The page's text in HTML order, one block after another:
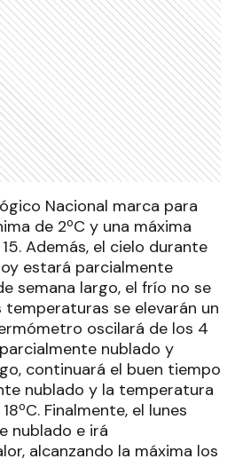
Nacional marca para
de 2ºC y una máxima
Además, el cielo durante
estará parcialmente
semana largo, el frío no se
se elevarán un
oscilará de los 4
nublado y
continuará el buen tiempo
nublado y la temperatura
Finalmente, el lunes
nublado e irá
alcanzando la máxima los